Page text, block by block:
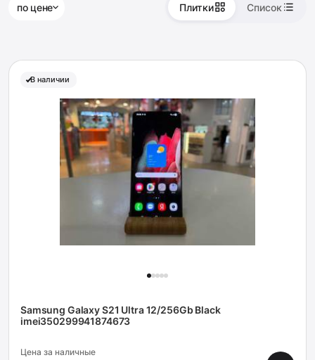
по цене Плитки Список
В наличии
Samsung Galaxy S21 Ultra 12/256Gb Black
imei350299941874673
Цена за наличные